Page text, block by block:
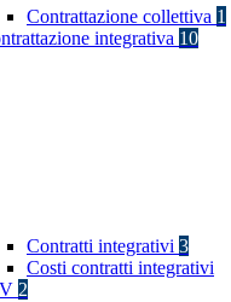
Contrattazione collettiva 1
integrativa 10
Contratti integrativi 3
Costi contratti integrativi
2